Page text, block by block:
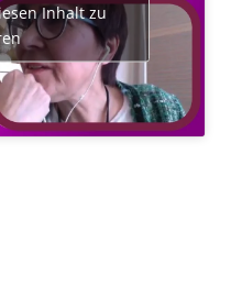
Inhalt zu